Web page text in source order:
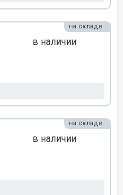
в наличии
на складе
в наличии
на складе